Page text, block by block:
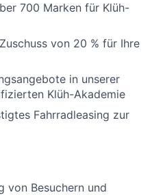
700 Marken für Klüh-
von 20 % für Ihre
in unserer
Klüh-Akademie
Fahrradleasing zur
von Besuchern und